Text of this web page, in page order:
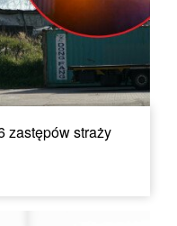
zastępów straży